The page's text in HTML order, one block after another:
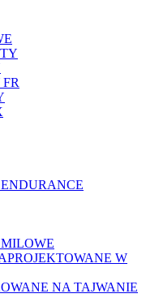
W
NA TAJWANIE